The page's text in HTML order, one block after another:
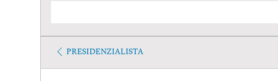
PRESIDENZIALISTA